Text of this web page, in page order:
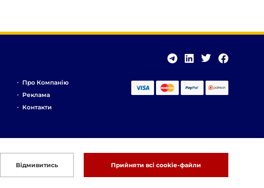
Про Компанію
Реклама
Контакти
Відмивитись Прийняти всі cookie-файли